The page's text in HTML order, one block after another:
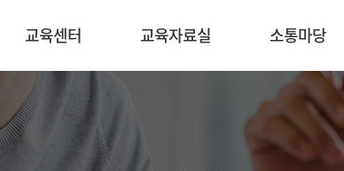
교육센터 교육자료실 소통마당